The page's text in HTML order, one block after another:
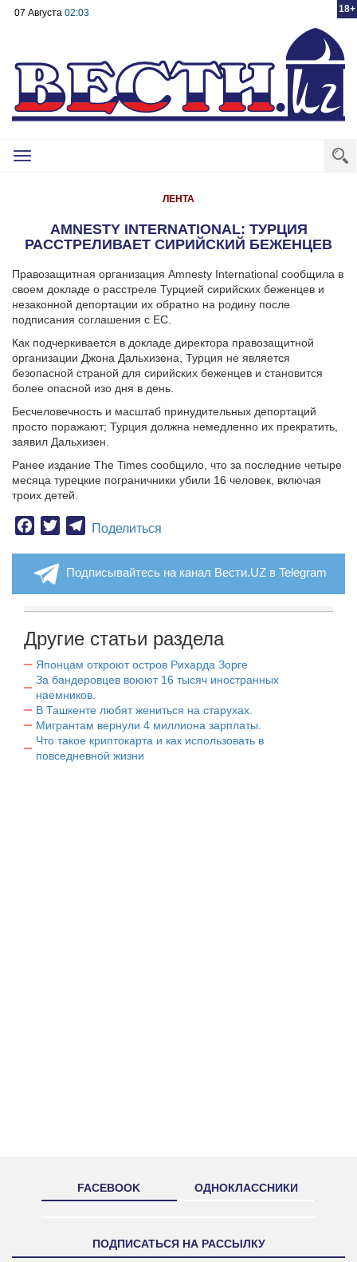
18+
07 Августа 02:03
Toggle
ЛЕНТА
AMNESTY INTERNATIONAL: ТУРЦИЯ
РАССТРЕЛИВАЕТ СИРИЙСКИЙ БЕЖЕНЦЕВ
Правозащитная организация Amnesty International сообщила в
своем докладе о расстреле Турцией сирийских беженцев и
незаконной депортации их обратно на родину после
подписания соглашения с ЕС.
Как подчеркивается в докладе директора правозащитной
организации Джона Дальхизена, Турция не является
безопасной страной для сирийских беженцев и становится
более опасной изо дня в день.
Бесчеловечность и масштаб принудительных депортаций
просто поражают; Турция должна немедленно их прекратить,
заявил Дальхизен.
Ранее издание The Times сообщило, что за последние четыре
месяца турецкие пограничники убили 16 человек, включая
троих детей.
Facebook
TwitterTelegram
Поделиться
Подписывайтесь на канал Вести.UZ в Telegram
Другие статьи раздела
Японцам откроют остров Рихарда Зорге
За бандеровцев воюют 16 тысяч иностранных
наемников.
В Ташкенте любят жениться на старухах.
Мигрантам вернули 4 миллиона зарплаты.
Что такое криптокарта и как использовать в
повседневной жизни
FACEBOOK ОДНОКЛАССНИКИ
ПОДПИСАТЬСЯ НА РАССЫЛКУ